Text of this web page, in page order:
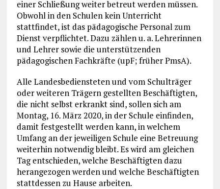
einer Schließung weiter betreut werden müssen.
Obwohl in den Schulen kein Unterricht
stattfindet, ist das pädagogische Personal zum
Dienst verpflichtet. Dazu zählen u. a. Lehrerinnen
und Lehrer sowie die unterstützenden
pädagogischen Fachkräfte (upF; früher PmsA).
Alle Landesbediensteten und vom Schulträger
oder weiteren Trägern gestellten Beschäftigten,
die nicht selbst erkrankt sind, sollen sich am
Montag, 16. März 2020, in der Schule einfinden,
damit festgestellt werden kann, in welchem
Umfang an der jeweiligen Schule eine Betreuung
weiterhin notwendig bleibt. Es wird am gleichen
Tag entschieden, welche Beschäftigten dazu
herangezogen werden und welche Beschäftigten
stattdessen zu Hause arbeiten.